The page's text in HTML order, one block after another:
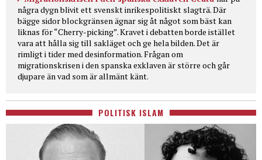
några dygn blivit ett svenskt inrikespolitiskt slagträ. Där
bägge sidor blockgränsen ägnar sig åt något som bäst kan
liknas för “Cherry-picking”. Kravet i debatten borde istället
vara att hålla sig till sakläget och ge hela bilden. Det är
rimligt i tider med desinformation. Frågan om
migrationskrisen i den spanska exklaven är större och går
djupare än vad som är allmänt känt.
POLITISK ISLAM